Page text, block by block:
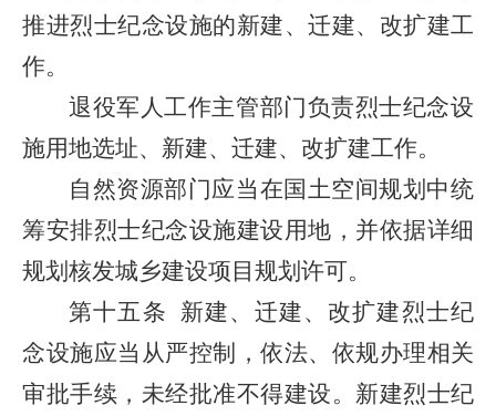
推进烈士纪念设施的新建、迁建、改扩建工
作。
退役军人工作主管部门负责烈士纪念设
施用地选址、新建、迁建、改扩建工作。
自然资源部门应当在国土空间规划中统
筹安排烈士纪念设施建设用地，并依据详细
规划核发城乡建设项目规划许可。
第十五条 新建、迁建、改扩建烈士纪
念设施应当从严控制，依法、依规办理相关
审批手续，未经批准不得建设。新建烈士纪